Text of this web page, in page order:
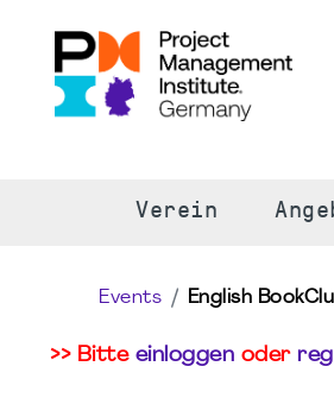
Verein
Events English
>> Bitte einloggen oder